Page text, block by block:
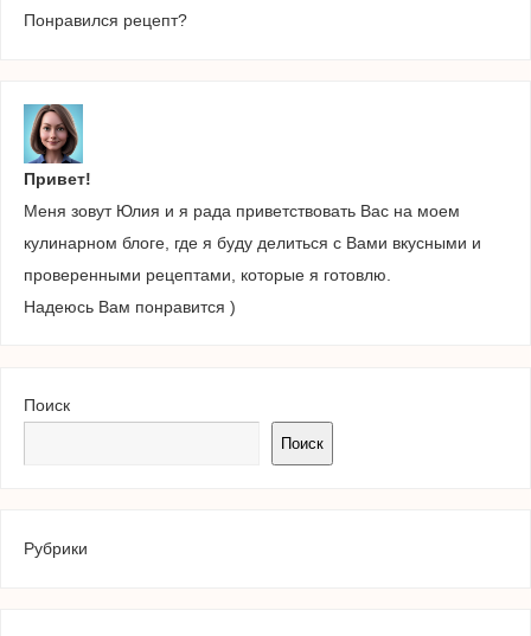
Понравился рецепт?
Привет!
Меня зовут Юлия и я рада приветствовать Вас на моем
кулинарном блоге, где я буду делиться с Вами вкусными и
проверенными рецептами, которые я готовлю.
Надеюсь Вам понравится )
Поиск
Поиск
Рубрики